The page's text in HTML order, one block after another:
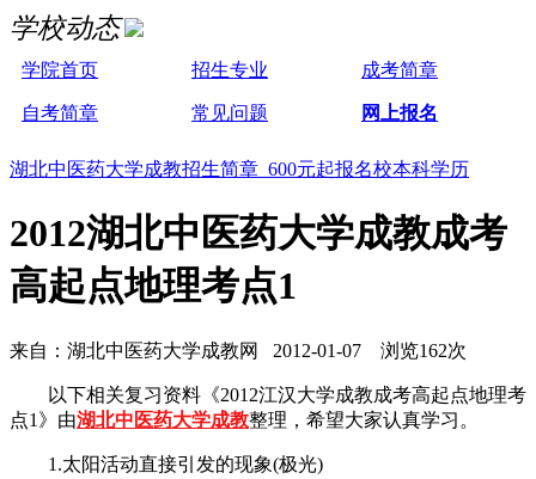
学校动态
学院首页 招生专业 成考简章
自考简章 常见问题 网上报名
湖北中医药大学成教招生简章 600元起报名校本科学历
2012湖北中医药大学成教成考
高起点地理考点1
来自：湖北中医药大学成教网 2012-01-07 浏览162次
以下相关复习资料《2012江汉大学成教成考高起点地理考
点1》由湖北中医药大学成教整理，希望大家认真学习。
1.太阳活动直接引发的现象(极光)